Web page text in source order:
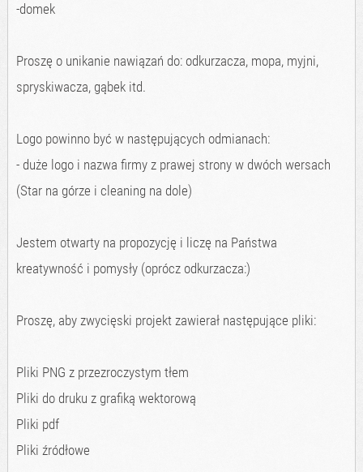
-domek
Proszę o unikanie nawiązań do: odkurzacza, mopa, myjni,
spryskiwacza, gąbek itd.
Logo powinno być w następujących odmianach:
- duże logo i nazwa firmy z prawej strony w dwóch wersach
(Star na górze i cleaning na dole)
Jestem otwarty na propozycję i liczę na Państwa
kreatywność i pomysły (oprócz odkurzacza:)
Proszę, aby zwycięski projekt zawierał następujące pliki:
Pliki PNG z przezroczystym tłem
Pliki do druku z grafiką wektorową
Pliki pdf
Pliki źródłowe